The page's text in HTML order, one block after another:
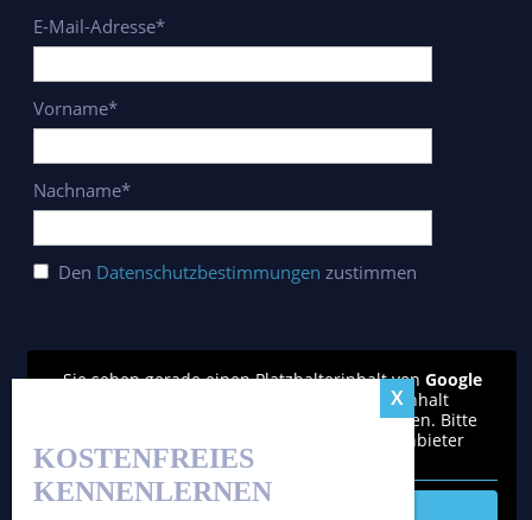
E-Mail-Adresse*
Vorname*
Nachname*
Den Datenschutzbestimmungen zustimmen
Sie sehen gerade einen Platzhalterinhalt von Google
. Um auf den eigentlichen Inhalt
zuzugreifen, klicken Sie auf den Button unten. Bitte
beachten Sie, dass dabei Daten an Drittanbieter
weitergegeben werden.
KOSTENFREIES
KENNENLERNEN